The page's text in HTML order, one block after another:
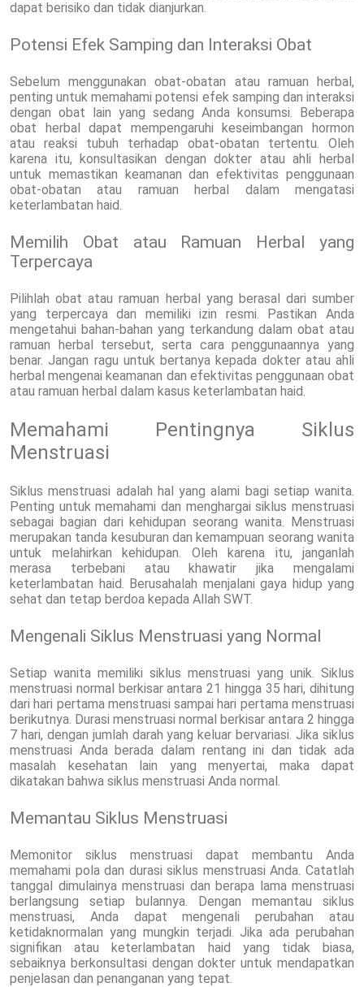
dapat berisiko dan tidak dianjurkan.
Potensi Efek Samping dan Interaksi Obat
Sebelum menggunakan obat-obatan atau ramuan herbal,
penting untuk memahami potensi efek samping dan interaksi
dengan obat lain yang sedang Anda konsumsi. Beberapa
obat herbal dapat mempengaruhi keseimbangan hormon
atau reaksi tubuh terhadap obat-obatan tertentu. Oleh
karena itu, konsultasikan dengan dokter atau ahli herbal
untuk memastikan keamanan dan efektivitas penggunaan
obat-obatan atau ramuan herbal dalam mengatasi
keterlambatan haid.
Memilih Obat atau Ramuan Herbal yang
Terpercaya
Pilihlah obat atau ramuan herbal yang berasal dari sumber
yang terpercaya dan memiliki izin resmi. Pastikan Anda
mengetahui bahan-bahan yang terkandung dalam obat atau
ramuan herbal tersebut, serta cara penggunaannya yang
benar. Jangan ragu untuk bertanya kepada dokter atau ahli
herbal mengenai keamanan dan efektivitas penggunaan obat
atau ramuan herbal dalam kasus keterlambatan haid.
Memahami Pentingnya Siklus
Menstruasi
Siklus menstruasi adalah hal yang alami bagi setiap wanita.
Penting untuk memahami dan menghargai siklus menstruasi
sebagai bagian dari kehidupan seorang wanita. Menstruasi
merupakan tanda kesuburan dan kemampuan seorang wanita
untuk melahirkan kehidupan. Oleh karena itu, janganlah
merasa terbebani atau khawatir jika mengalami
keterlambatan haid. Berusahalah menjalani gaya hidup yang
sehat dan tetap berdoa kepada Allah SWT.
Mengenali Siklus Menstruasi yang Normal
Setiap wanita memiliki siklus menstruasi yang unik. Siklus
menstruasi normal berkisar antara 21 hingga 35 hari, dihitung
dari hari pertama menstruasi sampai hari pertama menstruasi
berikutnya. Durasi menstruasi normal berkisar antara 2 hingga
7 hari, dengan jumlah darah yang keluar bervariasi. Jika siklus
menstruasi Anda berada dalam rentang ini dan tidak ada
masalah kesehatan lain yang menyertai, maka dapat
dikatakan bahwa siklus menstruasi Anda normal.
Memantau Siklus Menstruasi
Memonitor siklus menstruasi dapat membantu Anda
memahami pola dan durasi siklus menstruasi Anda. Catatlah
tanggal dimulainya menstruasi dan berapa lama menstruasi
berlangsung setiap bulannya. Dengan memantau siklus
menstruasi, Anda dapat mengenali perubahan atau
ketidaknormalan yang mungkin terjadi. Jika ada perubahan
signifikan atau keterlambatan haid yang tidak biasa,
sebaiknya berkonsultasi dengan dokter untuk mendapatkan
penjelasan dan penanganan yang tepat.